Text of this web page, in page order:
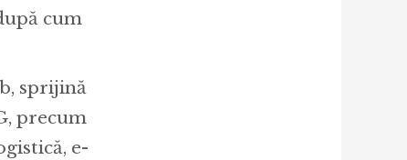
cum
sprijină
precum
e-